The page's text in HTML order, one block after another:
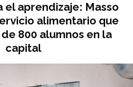
el aprendizaje: Masso
alimentario que
800 alumnos en la
capital